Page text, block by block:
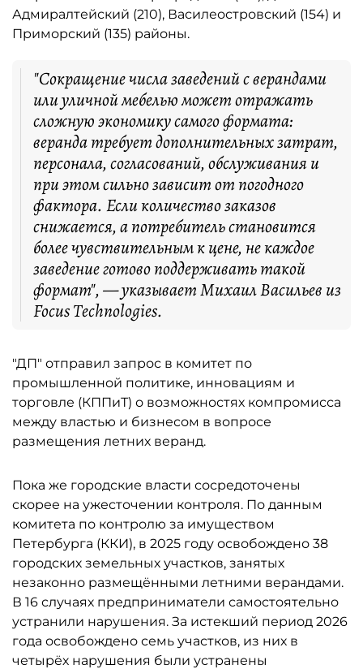
Адмиралтейский (210), Василеостровский (154) и
Приморский (135) районы.
"Сокращение числа заведений с верандами
или уличной мебелью может отражать
сложную экономику самого формата:
веранда требует дополнительных затрат,
персонала, согласований, обслуживания и
при этом сильно зависит от погодного
фактора. Если количество заказов
снижается, а потребитель становится
более чувствительным к цене, не каждое
заведение готово поддерживать такой
формат", — указывает Михаил Васильев из
Focus Technologies.
"ДП" отправил запрос в комитет по
промышленной политике, инновациям и
торговле (КППиТ) о возможностях компромисса
между властью и бизнесом в вопросе
размещения летних веранд.
Пока же городские власти сосредоточены
скорее на ужесточении контроля. По данным
комитета по контролю за имуществом
Петербурга (ККИ), в 2025 году освобождено 38
городских земельных участков, занятых
незаконно размещёнными летними верандами.
В 16 случаях предприниматели самостоятельно
устранили нарушения. За истекший период 2026
года освобождено семь участков, из них в
четырёх нарушения были устранены